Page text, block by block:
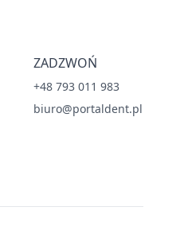
ZADZWOŃ
+48 793 011 983
biuro@portaldent.pl